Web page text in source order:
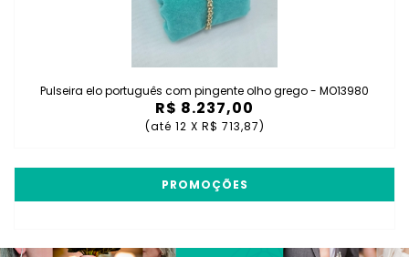
Pulseira elo português com pingente olho grego - MO13980
R$ 8.237,00
(até 12 X R$ 713,87)
PROMOÇÕES